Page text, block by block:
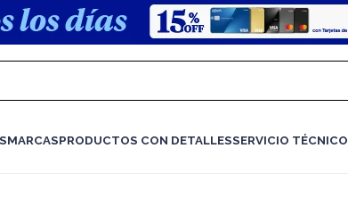
MARCASPRODUCTOS CON DETALLESSERVICIO TÉCNICO